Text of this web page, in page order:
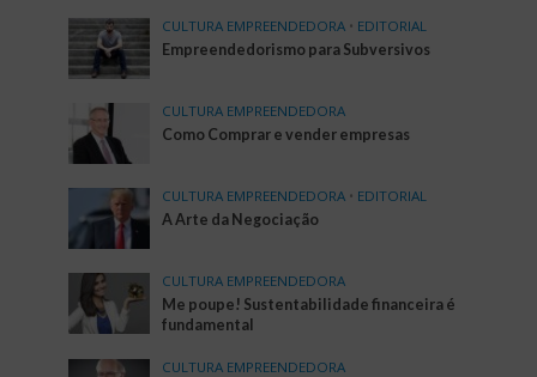
CULTURA EMPREENDEDORA • EDITORIAL
Empreendedorismo para Subversivos
CULTURA EMPREENDEDORA
Como Comprar e vender empresas
CULTURA EMPREENDEDORA • EDITORIAL
A Arte da Negociação
CULTURA EMPREENDEDORA
Me poupe! Sustentabilidade financeira é
fundamental
CULTURA EMPREENDEDORA